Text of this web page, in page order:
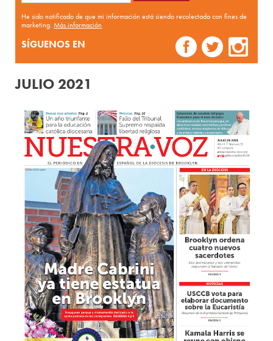
He sido notificado de que mi información está siendo recolectada con fines de
marketing.Más información
SÍGUENOS EN
JULIO 2021